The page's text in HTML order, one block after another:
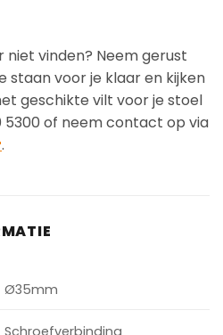
niet vinden? Neem gerust
staan voor je klaar en kijken
geschikte vilt voor je stoel
5300 of neem contact op via
.
Ø35mm
Schroefverbinding